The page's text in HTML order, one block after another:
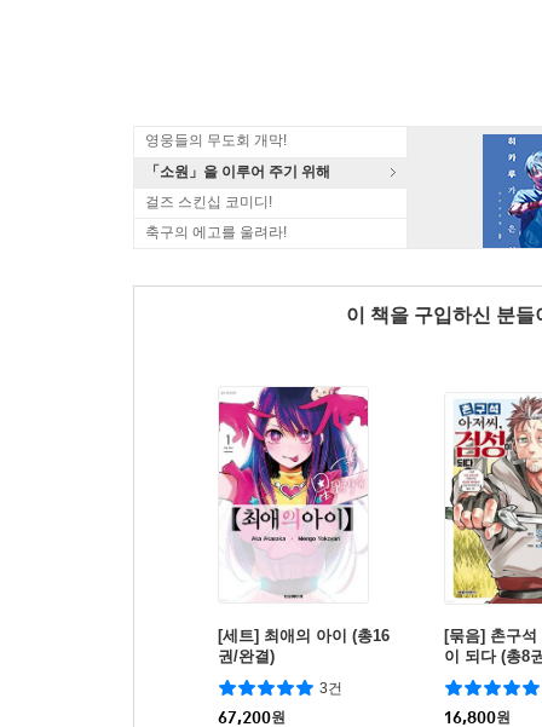
영웅들의 무도회 개막!
「소원」을 이루어 주기 위해
걸즈 스킨십 코미디!
축구의 에고를 울려라!
이 책을 구입하신 분
[세트] 최애의 아이 (총16
권/완결)
3건
67,200원
[묶음] 촌구석
이 되다 (총8
16,800원